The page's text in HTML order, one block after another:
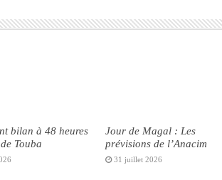
bilan à 48 heures
Touba
Jour de Magal : Les
prévisions de l’Anacim
31 juillet 2026